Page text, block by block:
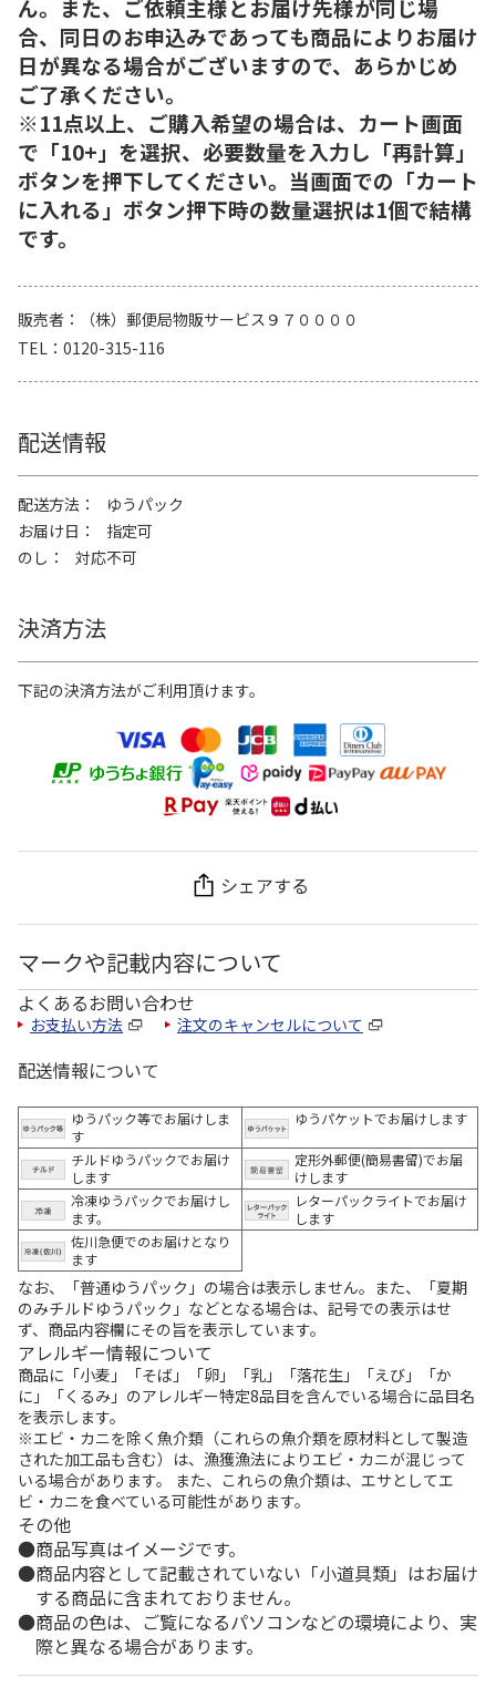
ん。また、ご依頼主様とお届け先様が同じ場
合、同日のお申込みであっても商品によりお届け
日が異なる場合がございますので、あらかじめ
ご了承ください。
※11点以上、ご購入希望の場合は、カート画面
で「10+」を選択、必要数量を入力し「再計算」
ボタンを押下してください。当画面での「カート
に入れる」ボタン押下時の数量選択は1個で結構
です。
販売者
（株）郵便局物販サービス９７００００
TEL
0120-315-116
配送情報
配送方法
ゆうパック
お届け日
指定可
のし
対応不可
決済方法
下記の決済方法がご利用頂けます。
シェアする
マークや記載内容について
よくあるお問い合わせ
お支払い方法 注文のキャンセルについて
配送情報について
ゆうパック等でお届けしま
す
ゆうパケットでお届けします
チルドゆうパックでお届け
します
定形外郵便(簡易書留)でお届
けします
冷凍ゆうパックでお届けし
ます。
レターパックライトでお届け
します
佐川急便でのお届けとなり
ます
なお、「普通ゆうパック」の場合は表示しません。また、「夏期
のみチルドゆうパック」などとなる場合は、記号での表示はせ
ず、商品内容欄にその旨を表示しています。
アレルギー情報について
商品に「小麦」「そば」「卵」「乳」「落花生」「えび」「か
に」「くるみ」のアレルギー特定8品目を含んでいる場合に品目名
を表示します。
※エビ・カニを除く魚介類（これらの魚介類を原材料として製造
された加工品も含む）は、漁獲漁法によりエビ・カニが混じって
いる場合があります。 また、これらの魚介類は、エサとしてエ
ビ・カニを食べている可能性があります。
その他
商品写真はイメージです。
商品内容として記載されていない「小道具類」はお届け
する商品に含まれておりません。
商品の色は、ご覧になるパソコンなどの環境により、実
際と異なる場合があります。